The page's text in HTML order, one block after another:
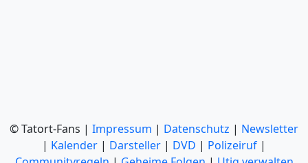
© Tatort-Fans | Impressum | Datenschutz | Newsletter
| Kalender | Darsteller | DVD | Polizeiruf |